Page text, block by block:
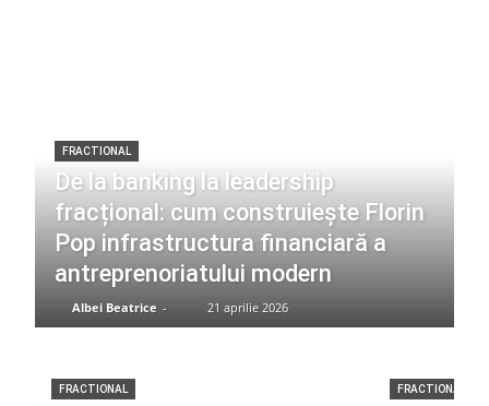
FRACTIONAL
De la banking la leadership
fracțional: cum construiește Florin
Pop infrastructura financiară a
antreprenoriatului modern
Albei Beatrice - 21 aprilie 2026
FRACTIONAL FRACTIONAL